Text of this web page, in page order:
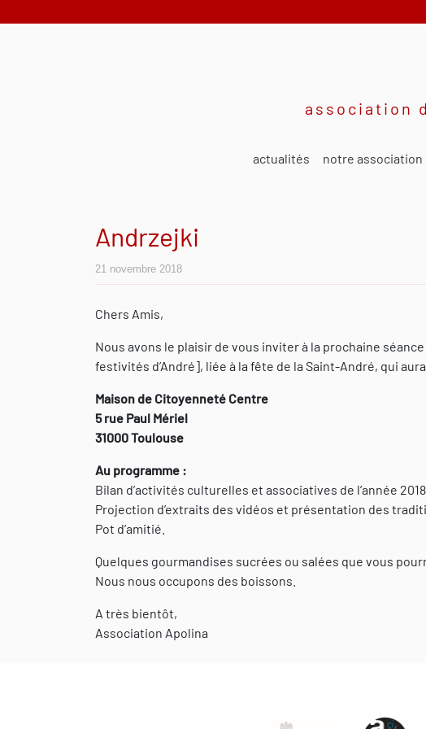
association
actualités notre association
Andrzejki
21 novembre 2018
Chers Amis,
Nous avons le plaisir de vous inviter à la prochaine
festivités d’André], liée à la fête de la Saint-André, qui
Maison de Citoyenneté Centre
5 rue Paul Mériel
31000 Toulouse
Au programme :
Bilan d’activités culturelles et associatives de l’année
Projection d’extraits des vidéos et présentation des
Pot d’amitié.
Quelques gourmandises sucrées ou salées que vous
Nous nous occupons des boissons.
A très bientôt,
Association Apolina